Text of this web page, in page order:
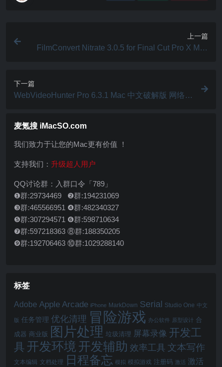
上一篇
FilmConvert Nitrate 3.0.5 for Final Cut Pro X Mac
下一篇
WebVideoHunter Pro 6.3.1 Mac 中文破解版 网络视
麦氪搜 iMacSO.com
我们致力于让您的Mac更有价值 ！
支持我们： 升级超人用户
QQ讨论群：入群口令「789」
❶群:29734469 ❷群:194231069
❸群:465566951 ❹群:482340327
❺群:307294571 ❻群:598710634
❼群:597218363 ⑧群:188350205
❾群:192706463 ⑩群:1029288140
标签
Adobe Apple Arcade iPhone MarkDown Serial Studio One 中文
版 任务管理 优化清理 冒险游戏 办公软件 原型设计 合
成器 商业版 图片处理 垃圾清理 屏幕录像 开发工
具 开发环境 开发辅助 效率工具 文本写作
文本编辑 文档处理 日程备忘 模拟 模拟游戏 注册码 激活 激活